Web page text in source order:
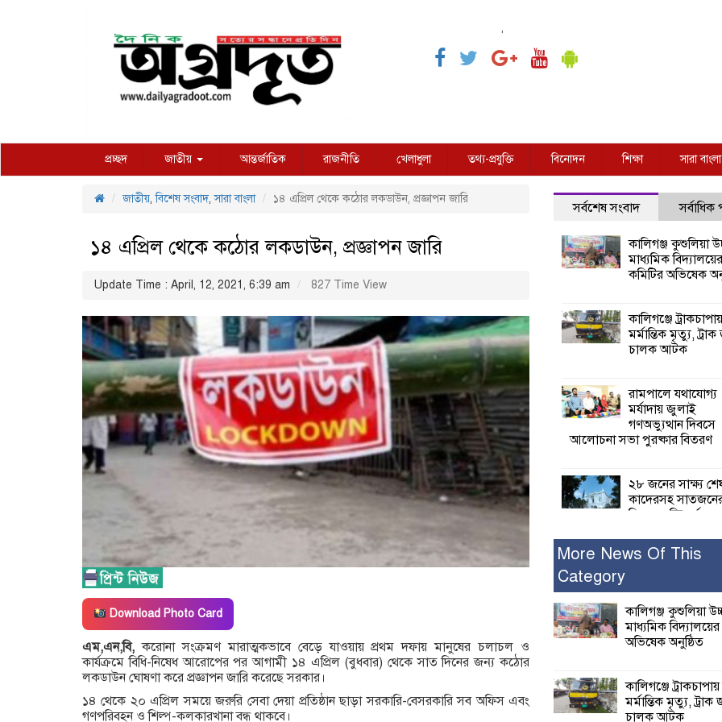
,
প্রচ্ছদ জাতীয় আন্তর্জাতিক রাজনীতি খেলাধুলা তথ্য-প্রযুক্তি বিনোদন শিক্ষা সারা বাংলা
জাতীয়,বিশেষ সংবাদ,সারা বাংলা ১৪ এপ্রিল থেকে কঠোর লকডাউন, প্রজ্ঞাপন জারি
১৪ এপ্রিল থেকে কঠোর লকডাউন, প্রজ্ঞাপন জারি
Update Time : April, 12, 2021, 6:39 am 827 Time View
Download Photo Card
এম,এন,বি,করোনা সংক্রমণ মারাত্মকভাবে বেড়ে যাওয়ায় প্রথম দফায় মানুষের চলাচল ও
কার্যক্রমে বিধি-নিষেধ আরোপের পর আগামী ১৪ এপ্রিল (বুধবার) থেকে সাত দিনের জন্য কঠোর
লকডাউন ঘোষণা করে প্রজ্ঞাপন জারি করেছে সরকার।
১৪ থেকে ২০ এপ্রিল সময়ে জরুরি সেবা দেয়া প্রতিষ্ঠান ছাড়া সরকারি-বেসরকারি সব অফিস এবং
গণপরিবহন ও শিল্প-কলকারখানা বন্ধ থাকবে।
সর্বশেষ সংবাদ সর্বাধিক
কালিগঞ্জ কুশুলিয়া
মাধ্যমিক বিদ্যালয়ের
কমিটির অভিষেক
কালিগঞ্জে
মর্মান্তিক মৃত্যু,
চালক আটক
রামপালে যথাযোগ্য
মর্যাদায় জুলাই
গণঅভ্যুত্থান দিবসে
আলোচনা সভা পুরষ্কার বিতরণ
২৮ জনের সাক্ষ্য
কাদেরসহ
বিরুদ্ধে যুক্তিতর্ক
ক্ষতি করেছে
নুরুল হক নুর
পাঁচ মাসে সরকারের
বছরে শহীদদের
করলেন না কেন: শহীদ জিসানের
ক্ষোভ
More News Of This
Category
কালিগঞ্জ কুশুলিয়া
মাধ্যমিক
অভিষেক অনুষ্ঠিত
কালিগঞ্জে
মর্মান্তিক মৃত্যু, ট্রাক
চালক আটক